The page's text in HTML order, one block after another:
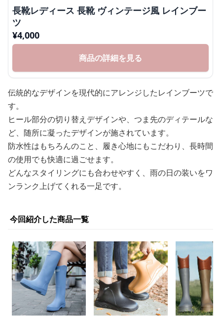
長靴レディース 長靴 ヴィンテージ風 レインブー
ツ
¥4,000
商品の詳細を見る
伝統的なデザインを現代的にアレンジしたレインブーツで
す。
ヒール部分の切り替えデザインや、つま先のディテールな
ど、随所に凝ったデザインが施されています。
防水性はもちろんのこと、履き心地にもこだわり、長時間
の使用でも快適に過ごせます。
どんなスタイリングにも合わせやすく、雨の日の装いをワ
ンランク上げてくれる一足です。
今回紹介した商品一覧